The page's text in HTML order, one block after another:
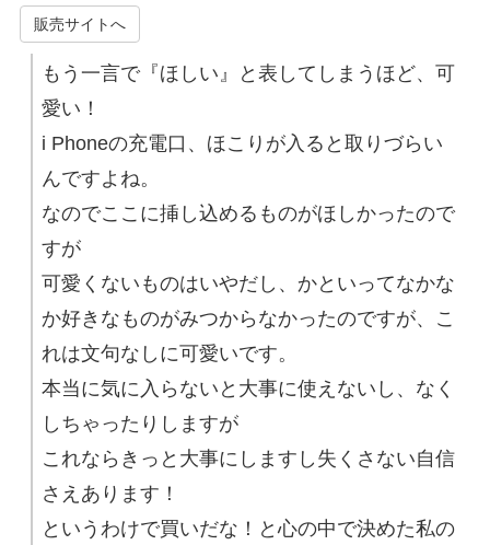
販売サイトへ
もう一言で『ほしい』と表してしまうほど、可
愛い！
i Phoneの充電口、ほこりが入ると取りづらい
んですよね。
なのでここに挿し込めるものがほしかったので
すが
可愛くないものはいやだし、かといってなかな
か好きなものがみつからなかったのですが、こ
れは文句なしに可愛いです。
本当に気に入らないと大事に使えないし、なく
しちゃったりしますが
これならきっと大事にしますし失くさない自信
さえあります！
というわけで買いだな！と心の中で決めた私の